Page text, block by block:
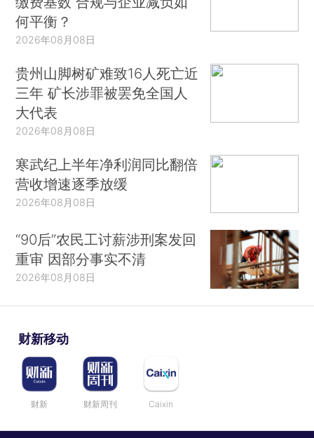
何平衡？
2026年08月08日
贵州山脚树矿难致16人死亡近
三年 矿长涉罪被罢免全国人
大代表
2026年08月08日
寒武纪上半年净利润同比翻倍
营收增速逐季放缓
2026年08月08日
“90后”农民工讨薪涉刑案发回
重审 因部分事实不清
2026年08月08日
财新移动
财新 财新周刊 Caixin